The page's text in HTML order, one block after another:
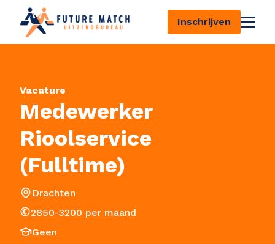
Inschrijven
126
Vacature
Medewerker
Rioolservice
(Fulltime)
Drachten
2850-3200 per maand
Geen